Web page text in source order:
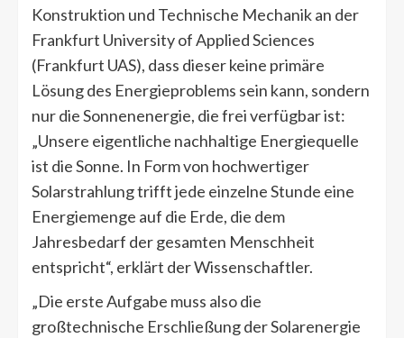
Konstruktion und Technische Mechanik an der
Frankfurt University of Applied Sciences
(Frankfurt UAS), dass dieser keine primäre
Lösung des Energieproblems sein kann, sondern
nur die Sonnenenergie, die frei verfügbar ist:
„Unsere eigentliche nachhaltige Energiequelle
ist die Sonne. In Form von hochwertiger
Solarstrahlung trifft jede einzelne Stunde eine
Energiemenge auf die Erde, die dem
Jahresbedarf der gesamten Menschheit
entspricht“, erklärt der Wissenschaftler.
„Die erste Aufgabe muss also die
großtechnische Erschließung der Solarenergie